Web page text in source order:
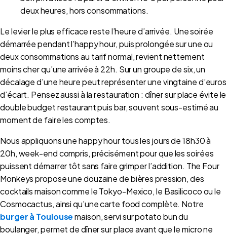
deux heures, hors consommations.
Le levier le plus efficace reste l’heure d’arrivée. Une soirée
démarrée pendant l’happy hour, puis prolongée sur une ou
deux consommations au tarif normal, revient nettement
moins cher qu’une arrivée à 22h. Sur un groupe de six, un
décalage d’une heure peut représenter une vingtaine d’euros
d’écart. Pensez aussi à la restauration : dîner sur place évite le
double budget restaurant puis bar, souvent sous-estimé au
moment de faire les comptes.
Nous appliquons une happy hour tous les jours de 18h30 à
20h, week-end compris, précisément pour que les soirées
puissent démarrer tôt sans faire grimper l’addition. The Four
Monkeys propose une douzaine de bières pression, des
cocktails maison comme le Tokyo-Mexico, le Basilicoco ou le
Cosmocactus, ainsi qu’une carte food complète. Notre
burger à Toulousemaison, servi sur potato bun du
boulanger, permet de dîner sur place avant que le micro ne